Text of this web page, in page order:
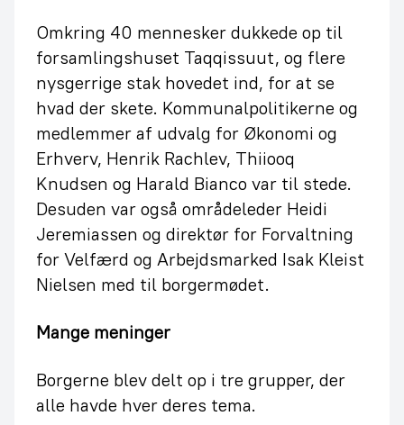
Omkring 40 mennesker dukkede op til
forsamlingshuset Taqqissuut, og flere
nysgerrige stak hovedet ind, for at se
hvad der skete. Kommunalpolitikerne og
medlemmer af udvalg for Økonomi og
Erhverv, Henrik Rachlev, Thiiooq
Knudsen og Harald Bianco var til stede.
Desuden var også områdeleder Heidi
Jeremiassen og direktør for Forvaltning
for Velfærd og Arbejdsmarked Isak Kleist
Nielsen med til borgermødet.
Mange meninger
Borgerne blev delt op i tre grupper, der
alle havde hver deres tema.